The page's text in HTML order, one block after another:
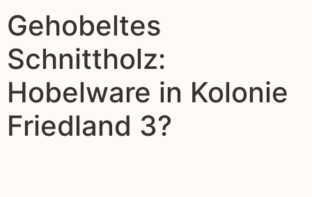
Gehobeltes
Schnittholz:
Hobelware in Kolonie
Friedland 3?